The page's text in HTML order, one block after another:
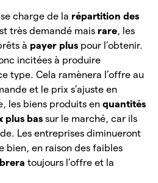
charge de la répartition des
très demandé mais rare, les
à payer plus pour l’obtenir.
incitées à produire
type. Cela ramènera l’offre au
et le prix s’ajuste en
les biens produits en quantités
plus bas sur le marché, car ils
Les entreprises diminueront
bien, en raison des faibles
toujours l’offre et la